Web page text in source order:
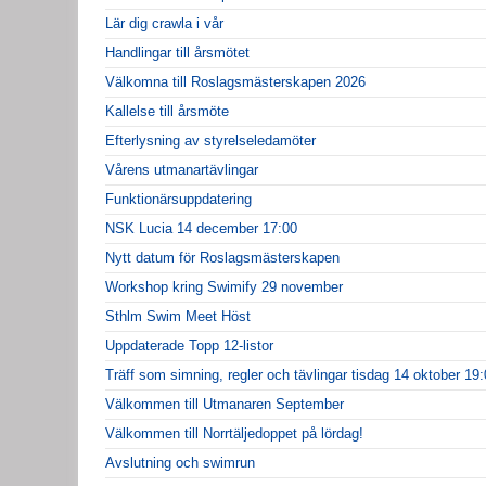
Lär dig crawla i vår
Handlingar till årsmötet
Välkomna till Roslagsmästerskapen 2026
Kallelse till årsmöte
Efterlysning av styrelseledamöter
Vårens utmanartävlingar
Funktionärsuppdatering
NSK Lucia 14 december 17:00
Nytt datum för Roslagsmästerskapen
Workshop kring Swimify 29 november
Sthlm Swim Meet Höst
Uppdaterade Topp 12-listor
Träff som simning, regler och tävlingar tisdag 14 oktober
Välkommen till Utmanaren September
Välkommen till Norrtäljedoppet på lördag!
Avslutning och swimrun